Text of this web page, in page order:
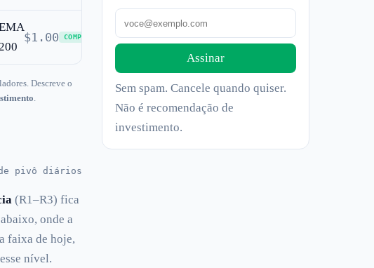
$1.00 COMPRA
Descreve o
.
pivô diários
(R1–R3) fica
onde a
faixa de hoje,
nível.
Assinar
Sem spam. Cancele quando quiser.
Não é recomendação de
investimento.